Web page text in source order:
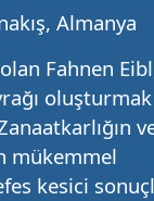
Almanya
Fahnen
oluşturmak
mükemmel
kesici